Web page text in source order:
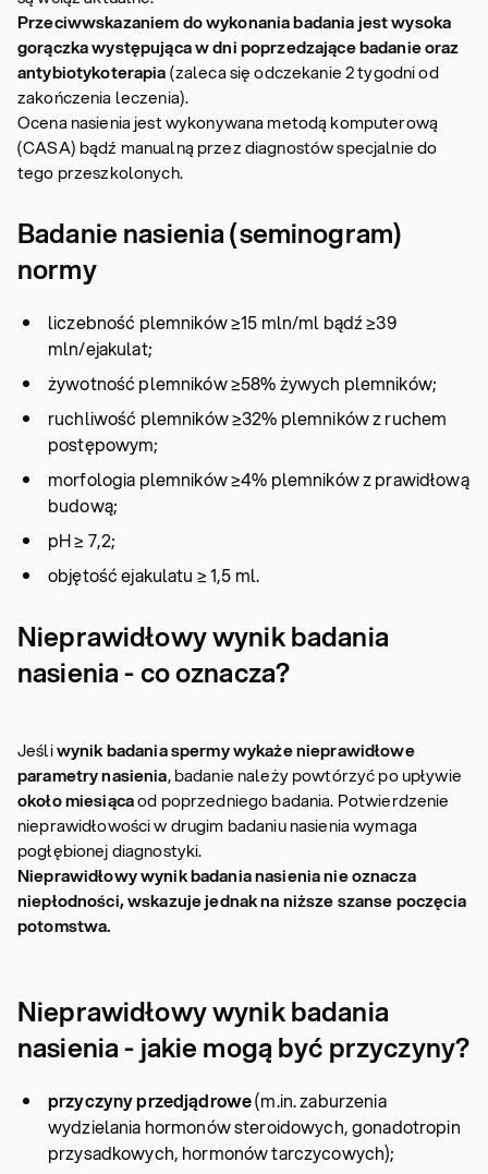
Przeciwwskazaniem do wykonania badania jest wysoka
gorączka występująca w dni poprzedzające badanie oraz
antybiotykoterapia(zaleca się odczekanie 2 tygodni od
zakończenia leczenia).
Ocena nasienia jest wykonywana metodą komputerową
(CASA) bądź manualną przez diagnostów specjalnie do
tego przeszkolonych.
Badanie nasienia (seminogram)
normy
liczebność plemników ≥15 mln/ml bądź ≥39
mln/ejakulat;
żywotność plemników ≥58% żywych plemników;
ruchliwość plemników ≥32% plemników z ruchem
postępowym;
morfologia plemników ≥4% plemników z prawidłową
budową;
pH ≥ 7,2;
objętość ejakulatu ≥ 1,5 ml.
Nieprawidłowy wynik badania
nasienia - co oznacza?
Jeśliwynik badania spermy wykaże nieprawidłowe
parametry nasienia, badanie należy powtórzyć po upływie
około miesiącaod poprzedniego badania. Potwierdzenie
nieprawidłowości w drugim badaniu nasienia wymaga
pogłębionej diagnostyki.
Nieprawidłowy wynik badania nasienia nie oznacza
niepłodności, wskazuje jednak na niższe szanse poczęcia
potomstwa.
Nieprawidłowy wynik badania
nasienia - jakie mogą być przyczyny?
przyczyny przedjądrowe(m.in. zaburzenia
wydzielania hormonów steroidowych, gonadotropin
przysadkowych, hormonów tarczycowych);